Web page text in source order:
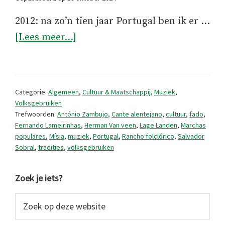
2012: na zo’n tien jaar Portugal ben ik er …
[Lees meer...]
rijkdom
vandaan?
Categorie: Algemeen, Cultuur & Maatschappij, Muziek,
Volksgebruiken
Trefwoorden: António Zambujo, Cante alentejano, cultuur, fado,
Fernando Lameirinhas, Herman Van veen, Lage Landen, Marchas
populares, Mísia, muziek, Portugal, Rancho folclórico, Salvador
Sobral, tradities, volksgebruiken
Primaire
Sidebar
Zoek je iets?
op